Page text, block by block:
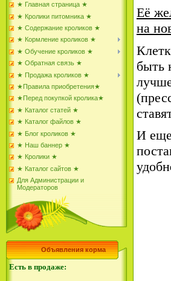
★ Главная страница ★
★ Кролики питомника ★
★ Содержание кроликов ★
★ Кормление кроликов ★
★ Обучение кроликов ★
★ Обратная связь ★
★ Продажа кроликов ★
★Правила приобретения★
★Перед покупкой кролика★
★ Каталог статей ★
★ Каталог файлов ★
★ Блог кроликов ★
★ Наш баннер ★
★ Кролики ★
★ Каталог сайтов ★
Для Администрации и
Модераторов
Объявления корма
Есть в продаже:
Её
на
быть
И